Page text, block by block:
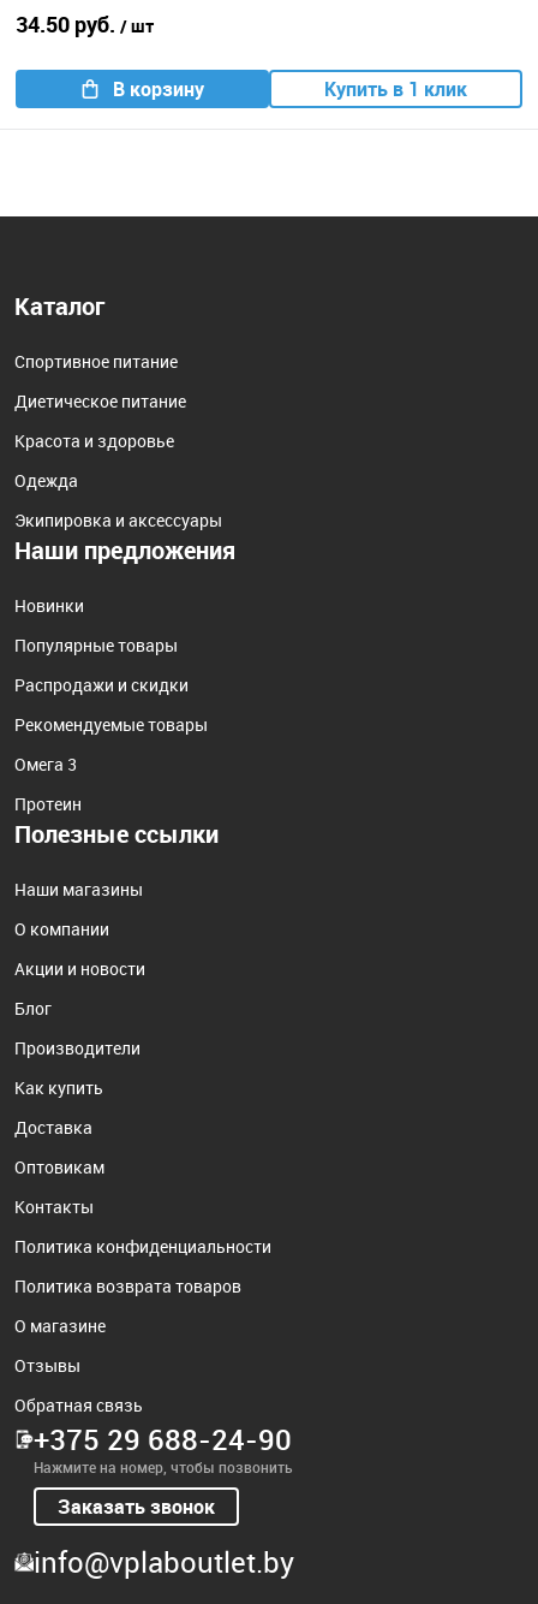
34.50 руб. / шт
В корзину Купить в 1 клик
Каталог
Спортивное питание
Диетическое питание
Красота и здоровье
Одежда
Экипировка и аксессуары
Наши предложения
Новинки
Популярные товары
Распродажи и скидки
Рекомендуемые товары
Омега 3
Протеин
Полезные ссылки
Наши магазины
О компании
Акции и новости
Блог
Производители
Как купить
Доставка
Оптовикам
Контакты
Политика конфиденциальности
Политика возврата товаров
О магазине
Отзывы
Обратная связь
+375 29 688-24-90
Нажмите на номер, чтобы позвонить
Заказать звонок
info@vplaboutlet.by